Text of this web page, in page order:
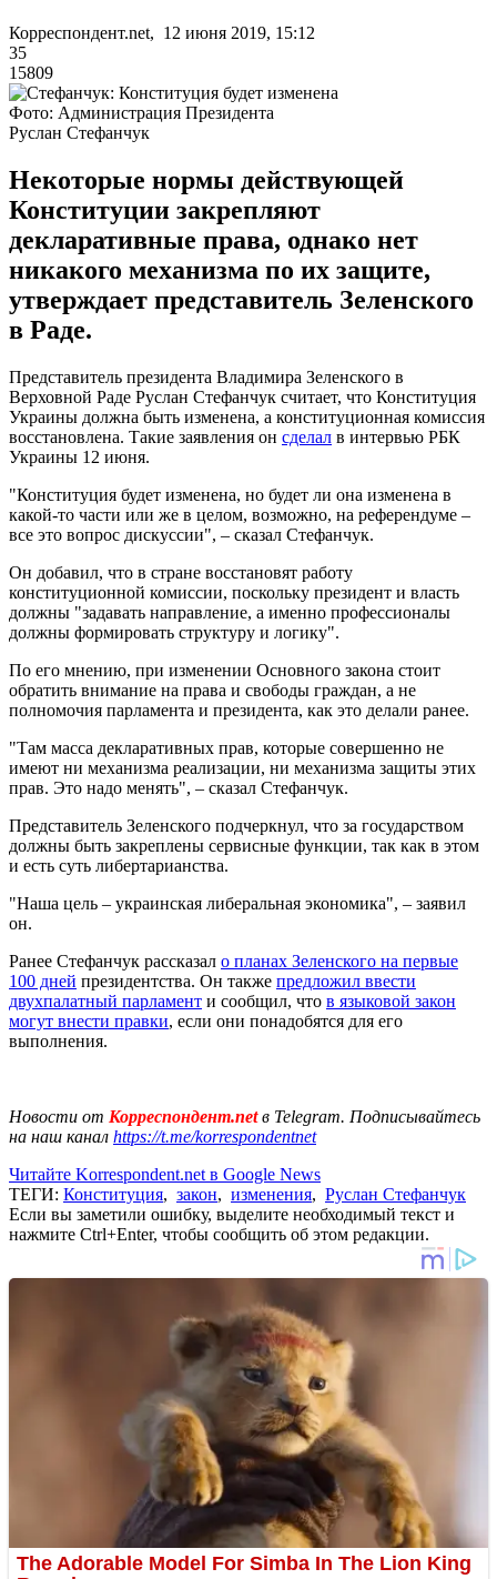
Корреспондент.net, 12 июня 2019, 15:12
35
15809
Фото: Администрация Президента
Руслан Стефанчук
Некоторые нормы действующей
Конституции закрепляют
декларативные права, однако нет
никакого механизма по их защите,
утверждает представитель Зеленского
в Раде.
Представитель президента Владимира Зеленского в
Верховной Раде Руслан Стефанчук считает, что Конституция
Украины должна быть изменена, а конституционная комиссия
восстановлена. Такие заявления он сделал в интервью РБК
Украины 12 июня.
"Конституция будет изменена, но будет ли она изменена в
какой-то части или же в целом, возможно, на референдуме –
все это вопрос дискуссии", – сказал Стефанчук.
Он добавил, что в стране восстановят работу
конституционной комиссии, поскольку президент и власть
должны "задавать направление, а именно профессионалы
должны формировать структуру и логику".
По его мнению, при изменении Основного закона стоит
обратить внимание на права и свободы граждан, а не
полномочия парламента и президента, как это делали ранее.
"Там масса декларативных прав, которые совершенно не
имеют ни механизма реализации, ни механизма защиты этих
прав. Это надо менять", – сказал Стефанчук.
Представитель Зеленского подчеркнул, что за государством
должны быть закреплены сервисные функции, так как в этом
и есть суть либертарианства.
"Наша цель – украинская либеральная экономика", – заявил
он.
Ранее Стефанчук рассказал о планах Зеленского на первые
100 дней президентства. Он также предложил ввести
двухпалатный парламент и сообщил, что в языковой закон
могут внести правки, если они понадобятся для его
выполнения.
Новости от Корреспондент.netв Telegram. Подписывайтесь
на наш канал https://t.me/korrespondentnet
Читайте Korrespondent.net в Google News
ТЕГИ: Конституция, закон, изменения, Руслан Стефанчук
Если вы заметили ошибку, выделите необходимый текст и
нажмите Ctrl+Enter, чтобы сообщить об этом редакции.